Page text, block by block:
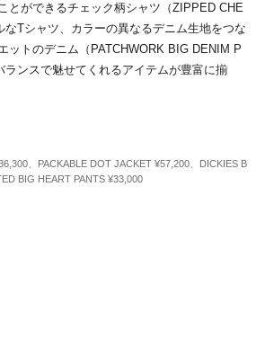
とができるチェック柄シャツ（ZIPPED CHE
なTシャツ、カラーの異なるデニム生地をつな
ットのデニム（PATCHWORK BIG DENIM P
ランスで魅せてくれるアイテムが豊富に揃
、PACKABLE DOT JACKET ¥57,200、DICKIES B
BIG HEART PANTS ¥33,000